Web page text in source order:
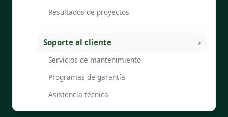
Resultados de proyectos
Soporte al cliente
Servicios de mantenimiento
Programas de garantía
Asistencia técnica